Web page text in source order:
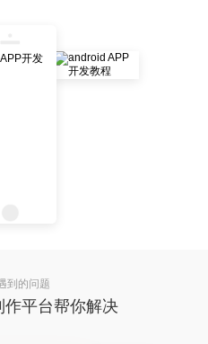
到的问题
作平台帮你解决